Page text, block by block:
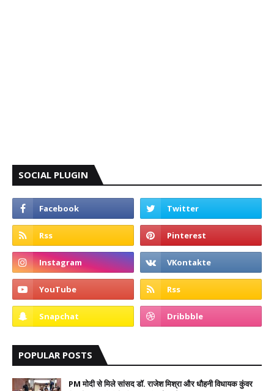
SOCIAL PLUGIN
POPULAR POSTS
PM मोदी से मिले सांसद डॉ. राजेश मिश्रा और धौहनी विधायक कुंवर